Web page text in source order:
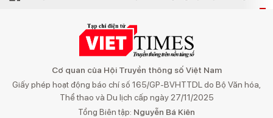
Cơ quan của Hội Truyền thông số Việt Nam
Giấy phép hoạt động báo chí số 165/GP-BVHTTDL do Bộ Văn hóa,
Thể thao và Du lịch cấp ngày 27/11/2025
Tổng Biên tập: Nguyễn Bá Kiên